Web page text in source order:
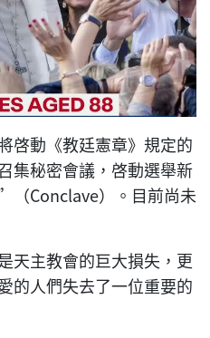
啓動《教廷憲章》規定的
集秘密會議，啓動選舉新
Conclave）。目前尚未
天主教會的巨大損失，更
的人們失去了一位重要的